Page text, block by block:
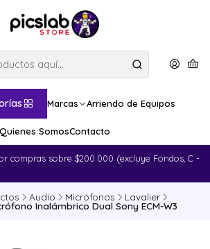
Marcas Arriendo de Equipos
Quienes SomosContacto
compras sobre $200.000 (excluye Fondos, C -
Audio Micrófonos Lavalier
Inalámbrico Dual Sony ECM-W3